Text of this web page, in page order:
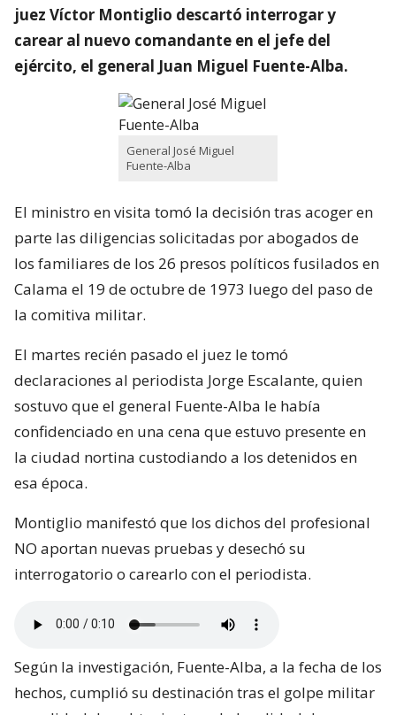
juez Víctor Montiglio descartó interrogar y
carear al nuevo comandante en el jefe del
ejército, el general Juan Miguel Fuente-Alba.
General José Miguel
Fuente-Alba
El ministro en visita tomó la decisión tras acoger en
parte las diligencias solicitadas por abogados de
los familiares de los 26 presos políticos fusilados en
Calama el 19 de octubre de 1973 luego del paso de
la comitiva militar.
El martes recién pasado el juez le tomó
declaraciones al periodista Jorge Escalante, quien
sostuvo que el general Fuente-Alba le había
confidenciado en una cena que estuvo presente en
la ciudad nortina custodiando a los detenidos en
esa época.
Montiglio manifestó que los dichos del profesional
NO aportan nuevas pruebas y desechó su
interrogatorio o carearlo con el periodista.
Según la investigación, Fuente-Alba, a la fecha de los
hechos, cumplió su destinación tras el golpe militar